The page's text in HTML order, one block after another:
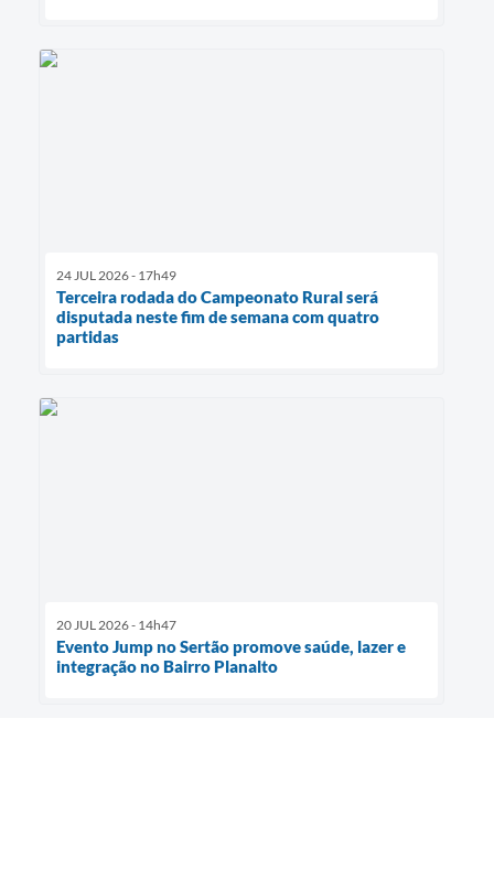
24 JUL 2026 - 17h49
Terceira rodada do Campeonato Rural será
disputada neste fim de semana com quatro
partidas
20 JUL 2026 - 14h47
Evento Jump no Sertão promove saúde, lazer e
integração no Bairro Planalto